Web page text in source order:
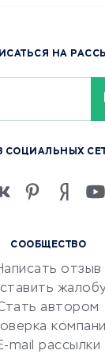
работы
СООБЩЕСТВО
отзыв
автором
mail рассылки
НА
СОЦИАЛЬНЫХ